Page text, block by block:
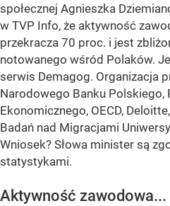
społecznej Agnieszka
w TVP Info, że aktywność
przekracza 70 proc. i jest
notowanego wśród Polaków.
serwis Demagog. Organizacja
Narodowego Banku
Ekonomicznego, OECD,
Badań nad Migracjami
Wniosek? Słowa minister są
statystykami.
Aktywność zawodowa...